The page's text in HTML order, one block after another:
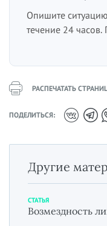
Опишите
течение 24
РАСПЕЧАТАТЬ
ПОДЕЛИТЬСЯ:
Другие
СТАТЬЯ
Возмездность